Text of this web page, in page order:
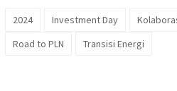
2024 Investment Day
Road to PLN
Transisi Energi